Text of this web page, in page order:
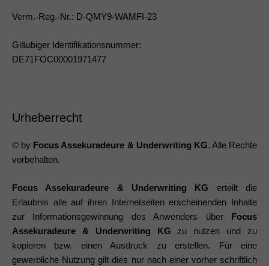
Verm.-Reg.-Nr.: D-QMY9-WAMFI-23
Gläubiger Identifikationsnummer:
DE71FOC00001971477
Urheberrecht
© by Focus Assekuradeure & Underwriting KG. Alle Rechte
vorbehalten.
Focus Assekuradeure & Underwriting KG erteilt die
Erlaubnis alle auf ihren Internetseiten erscheinenden Inhalte
zur Informationsgewinnung des Anwenders über
Focus
Assekuradeure & Underwriting KG zu nutzen und zu
kopieren bzw. einen Ausdruck zu erstellen. Für eine
gewerbliche Nutzung gilt dies nur nach einer vorher schriftlich